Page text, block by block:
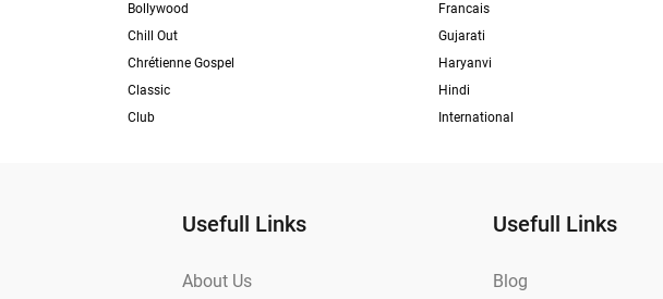
Bollywood
Chill Out
Chrétienne Gospel
Classic
Club
Francais
Gujarati
Haryanvi
Hindi
International
Usefull Links
About Us
Usefull Links
Blog